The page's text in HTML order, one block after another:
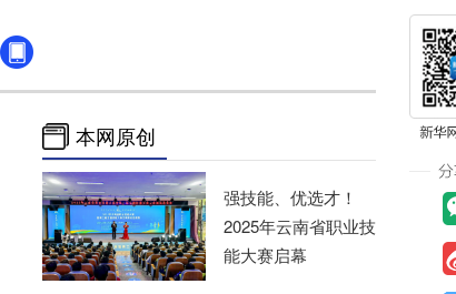
本网原创
强技能、优选才！
2025年云南省职业技
能大赛启幕